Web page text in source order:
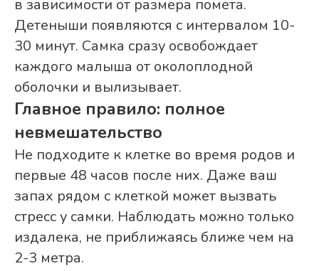
в зависимости от размера помета.
Детеныши появляются с интервалом 10-
30 минут. Самка сразу освобождает
каждого малыша от околоплодной
оболочки и вылизывает.
Главное правило: полное
невмешательство
Не подходите к клетке во время родов и
первые 48 часов после них. Даже ваш
запах рядом с клеткой может вызвать
стресс у самки. Наблюдать можно только
издалека, не приближаясь ближе чем на
2-3 метра.